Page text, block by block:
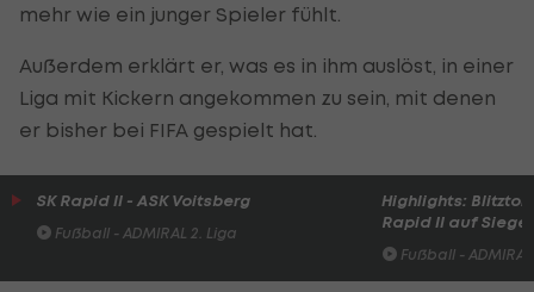
mehr wie ein junger Spieler fühlt.
Außerdem erklärt er, was es in ihm auslöst, in einer
Liga mit Kickern angekommen zu sein, mit denen
er bisher bei FIFA gespielt hat.
SK Rapid II - ASK Voitsberg
Fußball - ADMIRAL 2. Liga
Highlights: Blitztor
Rapid II auf
Fußball -